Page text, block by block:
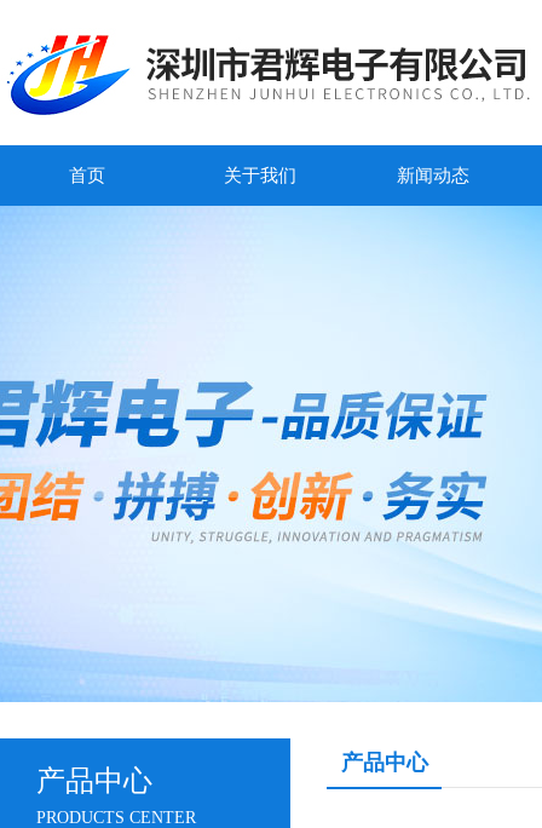
首页 关于我们 新闻动态
产品中心
PRODUCTS CENTER
产品中心